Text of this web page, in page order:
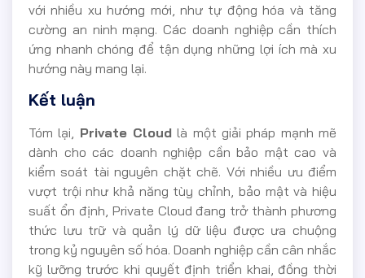
với nhiều xu hướng mới, như tự động hóa và tăng
cường an ninh mạng. Các doanh nghiệp cần thích
ứng nhanh chóng để tận dụng những lợi ích mà xu
hướng này mang lại.
Kết luận
Tóm lại, Private Cloud là một giải pháp mạnh mẽ
dành cho các doanh nghiệp cần bảo mật cao và
kiểm soát tài nguyên chặt chẽ. Với nhiều ưu điểm
vượt trội như khả năng tùy chỉnh, bảo mật và hiệu
suất ổn định, Private Cloud đang trở thành phương
thức lưu trữ và quản lý dữ liệu được ưa chuộng
trong kỷ nguyên số hóa. Doanh nghiệp cần cân nhắc
kỹ lưỡng trước khi quyết định triển khai, đồng thời